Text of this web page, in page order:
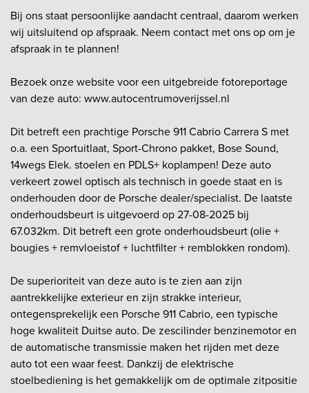
Bij ons staat persoonlijke aandacht centraal, daarom werken
wij uitsluitend op afspraak. Neem contact met ons op om je
afspraak in te plannen!
Bezoek onze website voor een uitgebreide fotoreportage
van deze auto: www.autocentrumoverijssel.nl
Dit betreft een prachtige Porsche 911 Cabrio Carrera S met
o.a. een Sportuitlaat, Sport-Chrono pakket, Bose Sound,
14wegs Elek. stoelen en PDLS+ koplampen! Deze auto
verkeert zowel optisch als technisch in goede staat en is
onderhouden door de Porsche dealer/specialist. De laatste
onderhoudsbeurt is uitgevoerd op 27-08-2025 bij
67.032km. Dit betreft een grote onderhoudsbeurt (olie +
bougies + remvloeistof + luchtfilter + remblokken rondom).
De superioriteit van deze auto is te zien aan zijn
aantrekkelijke exterieur en zijn strakke interieur,
ontegensprekelijk een Porsche 911 Cabrio, een typische
hoge kwaliteit Duitse auto. De zescilinder benzinemotor en
de automatische transmissie maken het rijden met deze
auto tot een waar feest. Dankzij de elektrische
stoelbediening is het gemakkelijk om de optimale zitpositie